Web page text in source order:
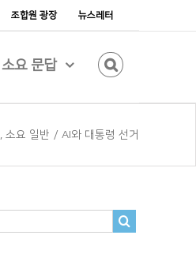
조합원 광장 뉴스레터
소요 문답
, 소요 일반 / AI와 대통령 선거